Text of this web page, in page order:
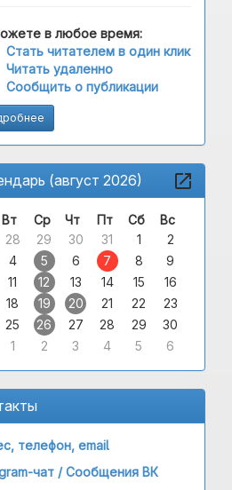
в любое время:
Стать читателем в один клик
Читать удаленно
Сообщить о публикации
(август 2026)
Вт Ср Чт Пт Сб
Вс
28 29 30 31 1
2
4 5 6 7 8
9
11 12 13 14 15
16
18 19 20 21 22
23
25 26 27 28 29
30
1 2 3 4 5 6
телефон, email
чат /Сообщения ВК